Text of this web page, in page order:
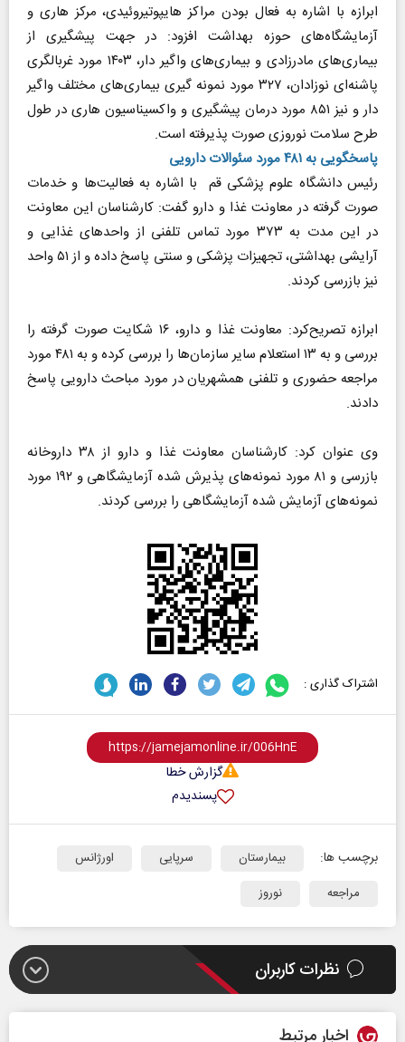
ابرازه با اشاره به فعال بودن مراکز هایپوتیروئیدی، مرکز هاری و
آزمایشگاه‌های حوزه بهداشت افزود: در جهت پیشگیری از
بیماری‌های مادرزادی و بیماری‌های واگیر دار، ۱۴۰۳ مورد غربالگری
پاشنه‌ای نوزادان، ۳۲۷ مورد نمونه گیری بیماری‌های مختلف واگیر
دار و نیز ۸۵۱ مورد درمان پیشگیری و واکسیناسیون هاری در طول
طرح سلامت نوروزی صورت پذیرفته است.
پاسخگویی به ۴۸۱ مورد سئوالات دارویی
رئیس دانشگاه علوم پزشکی قم با اشاره به فعالیت‌ها و خدمات
صورت گرفته در معاونت غذا و دارو گفت: کارشناسان این معاونت
در این مدت به ۳۷۳ مورد تماس تلفنی از واحد‌های غذایی و
آرایشی بهداشتی، تجهیزات پزشکی و سنتی پاسخ داده و از ۵۱ واحد
نیز بازرسی کردند.
ابرازه تصریح‌کرد: معاونت غذا و دارو، ۱۶ شکایت صورت گرفته را
بررسی و به ۱۳ استعلام سایر سازمان‌ها را بررسی کرده و به ۴۸۱ مورد
مراجعه حضوری و تلفنی همشهریان در مورد مباحث دارویی پاسخ
دادند.
وی عنوان کرد: کارشناسان معاونت غذا و دارو از ۳۸ داروخانه
بازرسی و ۸۱ مورد نمونه‌های پذیرش شده آزمایشگاهی و ۱۹۲ مورد
نمونه‌های آزمایش شده آزمایشگاهی را بررسی کردند.
اشتراک گذاری :
گزارش خطا
پسندیدم
برچسب ها: بیمارستان سرپایی
اورژانس
مراجعه
نوروز
نظرات کاربران